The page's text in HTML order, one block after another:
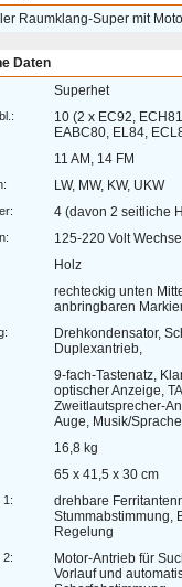
Raumklang-Super mit
Daten
Superhet
10 (2 x EC92,
EABC80, EL84,
11 AM, 14 FM
LW, MW, KW, UKW
4 (davon 2 seitliche
125-220 Volt
Holz
rechteckig unten
anbringbaren
Drehkondensator,
Duplexantrieb,
9-fach-Tastenatz,
optischer Anzeige,
Zweitlautsprecher-
Auge, Musik/
16,8 kg
65 x 41,5 x 30 cm
1:
drehbare
Stummabstimmung,
Regelung
2:
Motor-Antrieb für
Vorlauf und